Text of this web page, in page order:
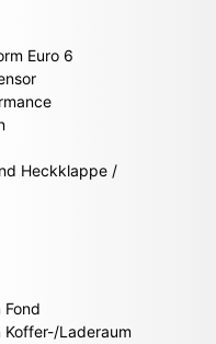
Euro 6
Heckklappe /
Fond
Koffer-/Laderaum